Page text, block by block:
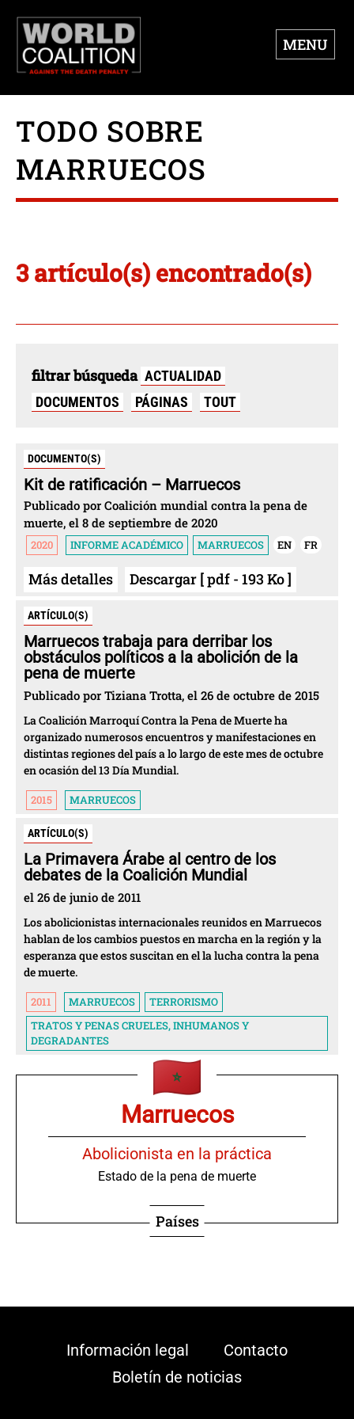
MENU
TODO SOBRE
MARRUECOS
3 artículo(s) encontrado(s)
filtrar búsqueda ACTUALIDAD
DOCUMENTOS
PÁGINAS TOUT
DOCUMENTO(S)
Kit de ratificación – Marruecos
Publicado por Coalición mundial contra la pena de
muerte, el 8 de septiembre de 2020
2020 INFORME ACADÉMICO MARRUECOS EN FR
Más detalles Descargar [ pdf - 193 Ko ]
ARTÍCULO(S)
Marruecos trabaja para derribar los
obstáculos políticos a la abolición de la
pena de muerte
Publicado por Tiziana Trotta, el 26 de octubre de 2015
La Coalición Marroquí Contra la Pena de Muerte ha
organizado numerosos encuentros y manifestaciones en
distintas regiones del país a lo largo de este mes de octubre
en ocasión del 13 Día Mundial.
2015 MARRUECOS
ARTÍCULO(S)
La Primavera Árabe al centro de los
debates de la Coalición Mundial
el 26 de junio de 2011
Los abolicionistas internacionales reunidos en Marruecos
hablan de los cambios puestos en marcha en la región y la
esperanza que estos suscitan en el la lucha contra la pena
de muerte.
2011 MARRUECOS
TERRORISMO
TRATOS Y PENAS CRUELES, INHUMANOS Y
DEGRADANTES
Marruecos
Abolicionista en la práctica
Estado de la pena de muerte
Países
Información legal
Contacto
Boletín de noticias